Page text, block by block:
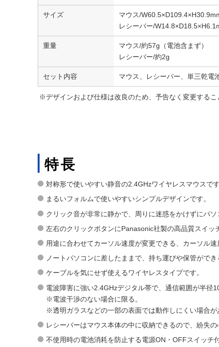
サイズ
マウス/
レシーバー/
重量
マウス/約57g（電池含まず）
レシーバー/約2g
セット内容 マウス、レシーバー、単三乾電
※デザインおよび仕様は改良のため、予告なく変更するこ
特長
対称形で使いやすい静音の2.4GHzワイヤレスマウスで
まるいフォルムで使いやすいシンプルデザインです。
クリック音が非常に静かで、周りに迷惑をかけずにパ
左右のクリックボタンにPanasonic社製の高品質スイッ
用途に合わせてカーソル速度が変更できる、カーソル
ノートパソコンに差したままで、持ち運びや保管がで
ケーブルを気にせず使えるワイヤレスタイプです。
電波障害に強い2.4GHzデジタル帯で、通信範囲が半径
※電波干渉のない場合に限る。
※透明ガラスなどの一部の表面では動作しにくい場合が
レシーバーはマウス本体の中に収納できるので、紛失
不使用時の電池消耗を防止する電源ON・OFFスイッチ